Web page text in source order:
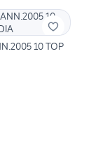
10 TOP